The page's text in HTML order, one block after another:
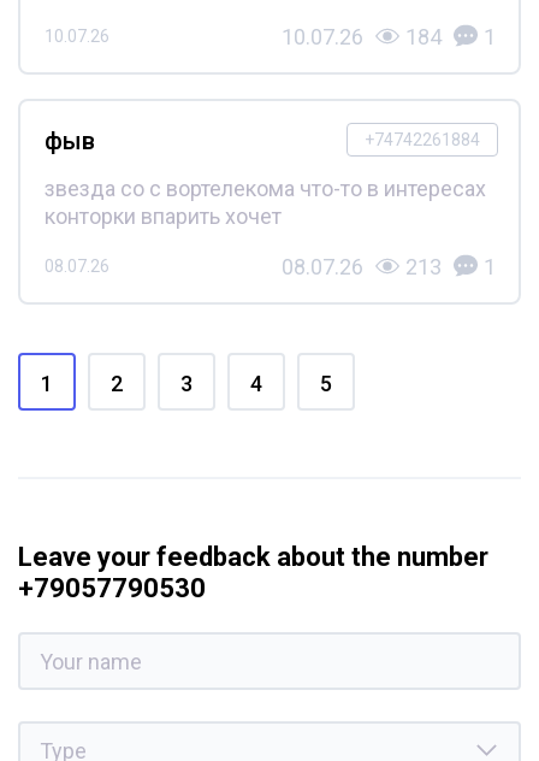
10.07.26 10.07.26 184 1
+74742261884
фыв
звезда со с вортелекома что-то в интересах
конторки впарить хочет
08.07.26 08.07.26 213 1
1 2 3 4 5
Leave your feedback about the number
+79057790530